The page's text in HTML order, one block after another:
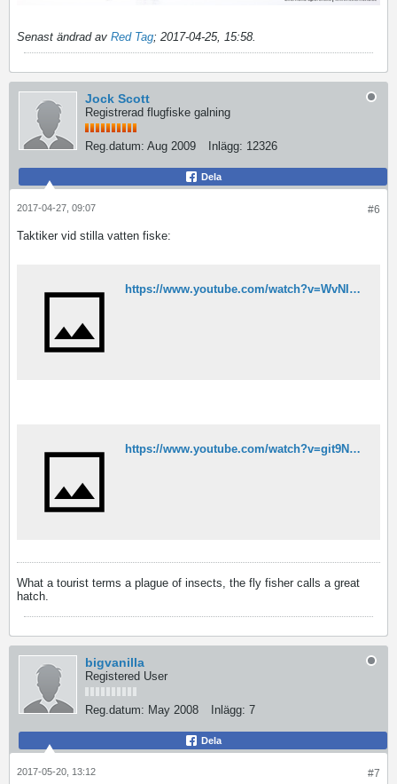
Senast ändrad av Red Tag; 2017-04-25, 15:58
Jock Scott
Registrerad flugfiske galning
Reg.datum: Aug 2009 Inlägg: 12326
Dela
#6
2017-04-27, 09:07
Taktiker vid stilla vatten fiske:
https://www.youtube.com/watch?v=WvNIl4EVrV4
https://www.youtube.com/watch?v=git9Ncb94r8
What a tourist terms a plague of insects, the fly fisher calls a great
hatch.
bigvanilla
Registered User
Reg.datum: May 2008 Inlägg: 7
Dela
#7
2017-05-20, 13:12